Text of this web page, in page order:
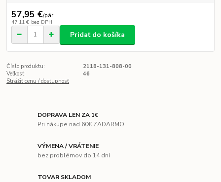
57,95 €/pár
47,11 € bez DPH
Pridať do košíka
Číslo produktu:
2118-131-808-00
Veľkosť:
46
Strážiť cenu / dostupnosť
DOPRAVA LEN ZA 1€
Pri nákupe nad 60€ ZADARMO
VÝMENA / VRÁTENIE
bez problémov do 14 dní
TOVAR SKLADOM